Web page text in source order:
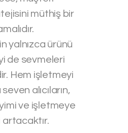
müthiş bir
yalnızca ürünü
de sevmeleri
Hem işletmeyi
alıcıların,
ve işletmeye